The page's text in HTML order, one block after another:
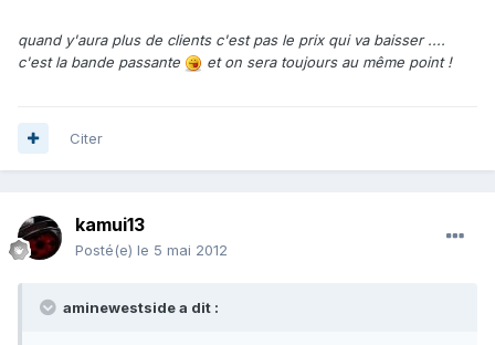
quand y'aura plus de clients c'est pas le prix qui va baisser ....
c'est la bande passante
et on sera toujours au même point !
Citer
kamui13
Posté(e) le 5 mai 2012
aminewestside a dit :